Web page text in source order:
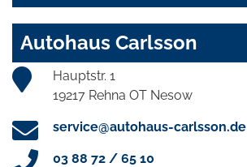
Autohaus Carlsson
Hauptstr. 1
19217 Rehna OT Nesow
service@autohaus-carlsson.de
03 88 72 / 65 10